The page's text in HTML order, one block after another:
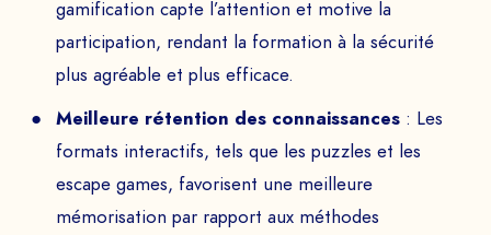
gamification capte l’attention et motive la
participation, rendant la formation à la sécurité
plus agréable et plus efficace.
Meilleure rétention des connaissances : Les
formats interactifs, tels que les puzzles et les
escape games, favorisent une meilleure
mémorisation par rapport aux méthodes